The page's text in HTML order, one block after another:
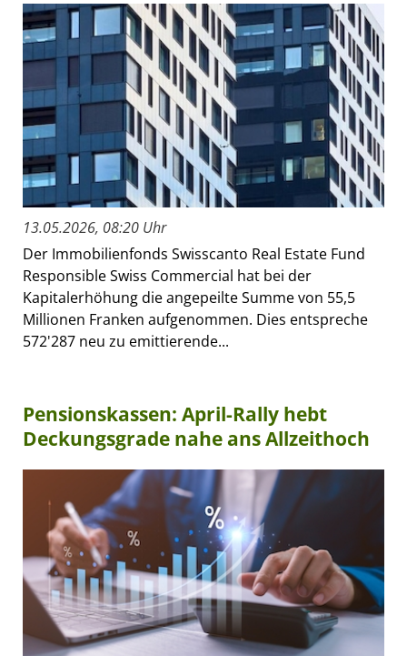
13.05.2026, 08:20 Uhr
Der Immobilienfonds Swisscanto Real Estate Fund
Responsible Swiss Commercial hat bei der
Kapitalerhöhung die angepeilte Summe von 55,5
Millionen Franken aufgenommen. Dies entspreche
572'287 neu zu emittierende...
Pensionskassen: April-Rally hebt
Deckungsgrade nahe ans Allzeithoch